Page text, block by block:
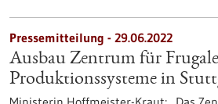
Pressemitteilung - 29.06.2022
Ausbau Zentrum für
Produktionssysteme in